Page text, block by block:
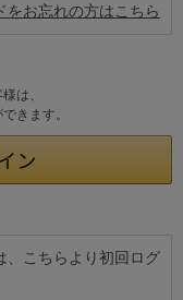
をお忘れの方はこちら
は、
きます。
、こちらより初回ログ